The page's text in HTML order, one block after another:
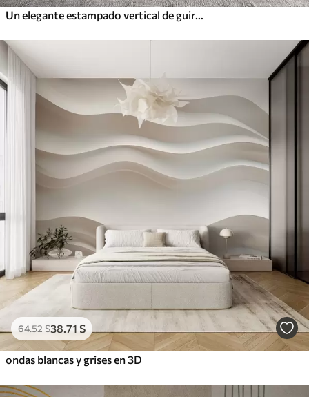
Un elegante estampado vertical de guirnaldas punteadas sobre un fondo de textura beige, que crea una sensación de profundidad y movimiento
64.52S38.71 S
ondas blancas y grises en 3D